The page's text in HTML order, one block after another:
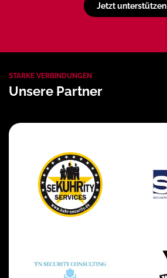
Jetzt unterstützen
STARKE VERBINDUNGEN
Unsere Partner